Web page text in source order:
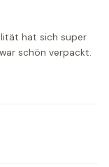
hat sich super
schön verpackt.